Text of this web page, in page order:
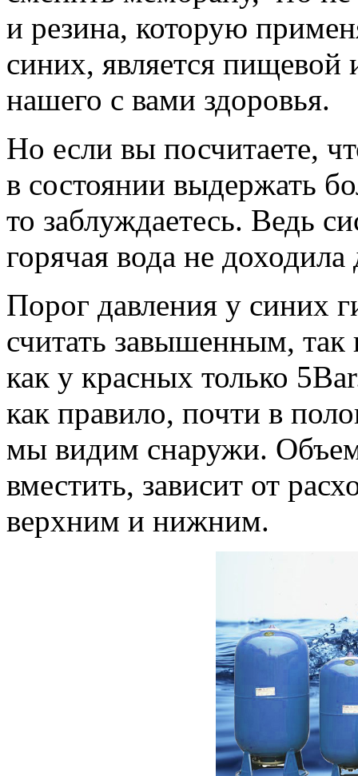
и резина, которую
синих, является пищевой
нашего с вами здоровья.
Но если вы посчитаете,
в состоянии выдержать
то заблуждаетесь. Ведь
горячая вода не
Порог давления у синих
считать завышенным, так
как у красных только
как правило, почти в
мы видим снаружи.
вместить, зависит от
верхним и нижним.